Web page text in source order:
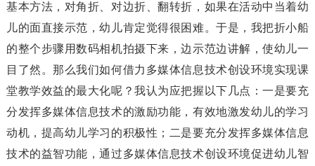
基本方法，对角折、对边折、翻转折，如果在活动中当着幼
儿的面直接示范，幼儿肯定觉得很困难。于是，我把折小船
的整个步骤用数码相机拍摄下来，边示范边讲解，使幼儿一
目了然。那么我们如何借力多媒体信息技术创设环境实现课
堂教学效益的最大化呢？我认为应把握以下几点：一是要充
分发挥多媒体信息技术的激励功能，有效地激发幼儿的学习
动机，提高幼儿学习的积极性；二是要充分发挥多媒体信息
技术的益智功能，通过多媒体信息技术创设环境促进幼儿智